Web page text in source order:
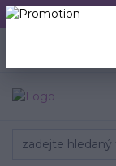
Aktuální